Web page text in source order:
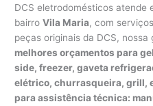
DCS eletrodomésticos atende
bairroVila Maria, com
peças originais da DCS,
melhores orçamentos para
side, freezer, gaveta
elétrico, churrasqueira, grill,
para assistência técnica: